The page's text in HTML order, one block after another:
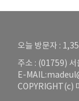
오늘 방문자 :
주소 : (01759) 서
E-MAIL:
COPYRIGHT(c)